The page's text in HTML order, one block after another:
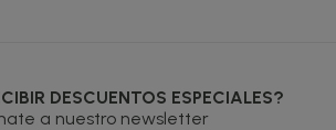
DESCUENTOS ESPECIALES?
a nuestro newsletter